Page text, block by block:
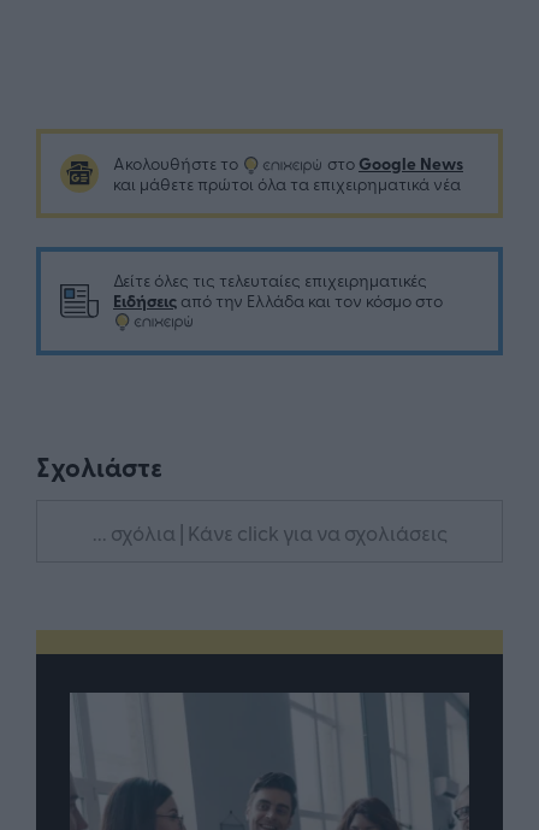
Ακολουθήστε το στο Google News
και μάθετε πρώτοι όλα τα επιχειρηματικά νέα
Δείτε όλες τις τελευταίες επιχειρηματικές
Ειδήσεις από την Ελλάδα και τον κόσμο στο
Σχολιάστε
... σχόλια | Κάνε click για να σχολιάσεις